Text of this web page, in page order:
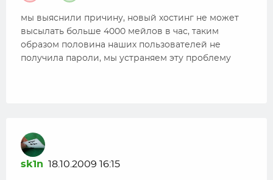
мы выяснили причину, новый хостинг не может
высылать больше 4000 мейлов в час, таким
образом половина наших пользователей не
получила пароли, мы устраняем эту проблему
sk1n 18.10.2009 16:15